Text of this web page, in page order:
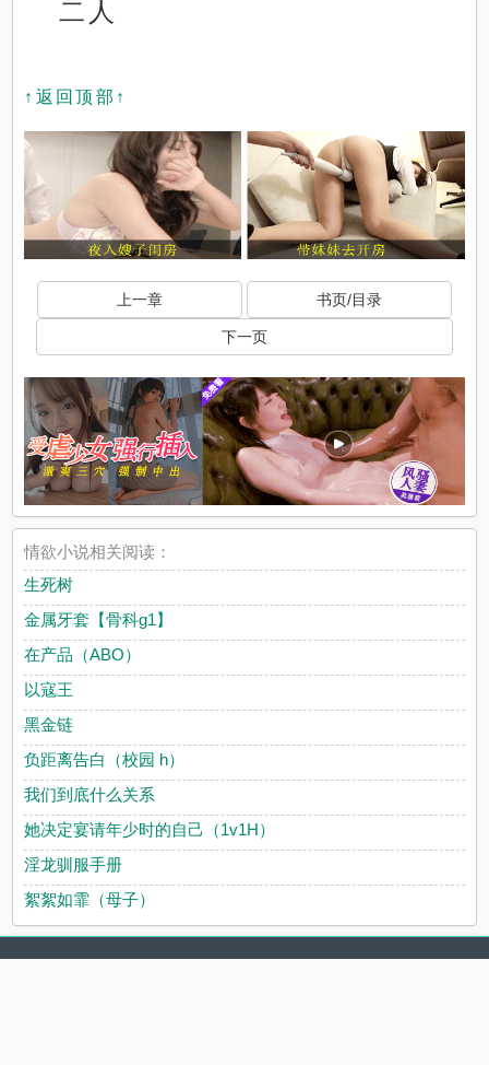
二人
↑返回顶部↑
上一章 书页/目录
下一页
情欲小说相关阅读：
生死树
金属牙套【骨科g1】
在产品（ABO）
以寇王
黑金链
负距离告白（校园 h）
我们到底什么关系
她决定宴请年少时的自己（1v1H）
淫龙驯服手册
絮絮如霏（母子）